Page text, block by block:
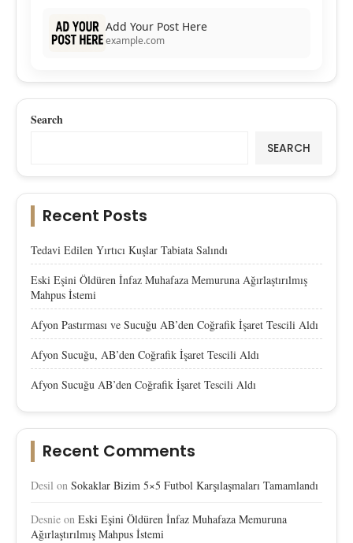
Add Your Post Here
example.com
Search
SEARCH
Recent Posts
Tedavi Edilen Yırtıcı Kuşlar Tabiata Salındı
Eski Eşini Öldüren İnfaz Muhafaza Memuruna Ağırlaştırılmış
Mahpus İstemi
Afyon Pastırması ve Sucuğu AB’den Coğrafik İşaret Tescili Aldı
Afyon Sucuğu, AB’den Coğrafik İşaret Tescili Aldı
Afyon Sucuğu AB’den Coğrafik İşaret Tescili Aldı
Recent Comments
Desil on Sokaklar Bizim 5×5 Futbol Karşılaşmaları Tamamlandı
Desnie on Eski Eşini Öldüren İnfaz Muhafaza Memuruna
Ağırlaştırılmış Mahpus İstemi